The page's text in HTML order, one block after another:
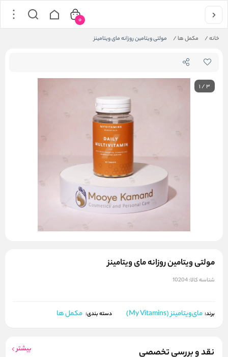
خانه/ مکمل ها/ مولتی ویتامین روزانه مای ویتامینز
0
1/3
مولتی ویتامین روزانه مای ویتامینز
شناسه کالا:10204
برند: مای‌ویتامینز (My Vitamins) دسته بندی: مکمل ها
نقد و بررسی تخصصی بیشتر